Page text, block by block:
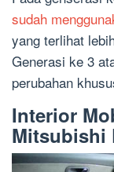
sudah
yang terlihat
Generasi ke 3
perubahan
Interior
Mitsubishi